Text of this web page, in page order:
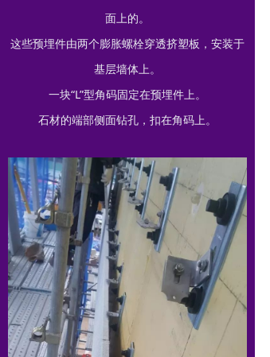
面上的。
这些预埋件由两个膨胀螺栓穿透挤塑板，安装于
基层墙体上。
一块“L”型角码固定在预埋件上。
石材的端部侧面钻孔，扣在角码上。